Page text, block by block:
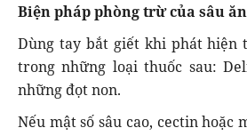
Biện pháp phòng trừ của sâu
Dùng tay bắt giết khi phát hiện
trong những loại thuốc sau:
những đọt non.
Nếu mật số sâu cao, cectin hoặc